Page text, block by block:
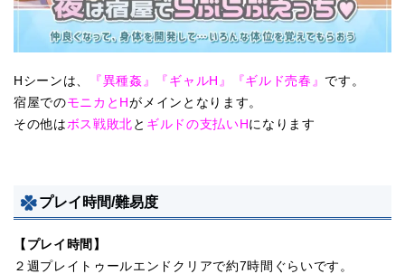
Hシーンは、 『異種姦』『ギャルH』『ギルド売春』 です。
宿屋でのモニカとHがメインとなります。
その他はボス戦敗北 と ギルドの支払いH になります
プレイ時間/難易度
【プレイ時間】
２週プレイトゥールエンドクリアで約7時間ぐらいです。